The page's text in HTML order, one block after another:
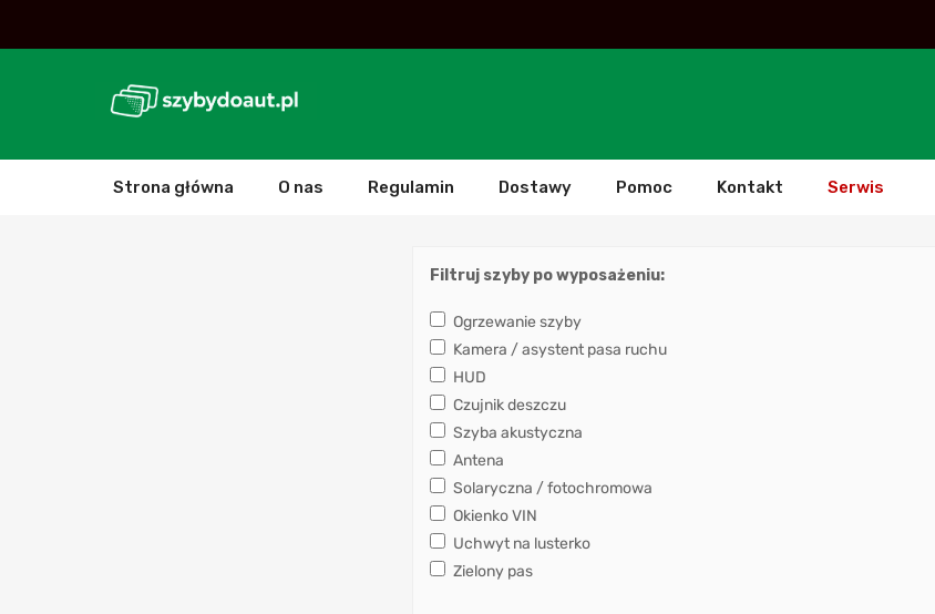
Strona główna O nas Regulamin Dostawy Pomoc Kontakt Serwis
Filtruj szyby po wyposażeniu:
Ogrzewanie szyby
Kamera / asystent pasa ruchu
HUD
Czujnik deszczu
Szyba akustyczna
Antena
Solaryczna / fotochromowa
Okienko VIN
Uchwyt na lusterko
Zielony pas